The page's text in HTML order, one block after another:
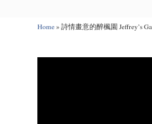
Home» 詩情畫意的醉楓園 Jeffrey’s